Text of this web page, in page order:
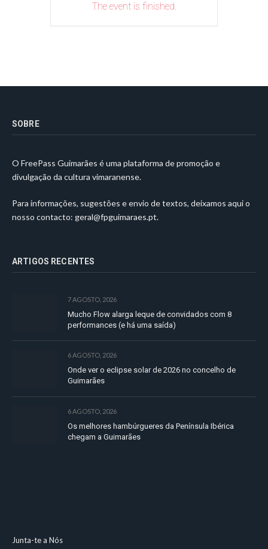
The event is finished.
SOBRE
O FreePass Guimarães é uma plataforma de promoção e
divulgação da cultura vimaranense.
Para informações, sugestões e envio de textos, deixamos aqui o
nosso contacto: geral@fpguimaraes.pt.
ARTIGOS RECENTES
7 AGOSTO, 2026
Mucho Flow alarga leque de convidados com 8
performances (e há uma saída)
6 AGOSTO, 2026
Onde ver o eclipse solar de 2026 no concelho de
Guimarães
6 AGOSTO, 2026
Os melhores hambúrgueres da Península Ibérica
chegam a Guimarães
Junta-te a Nós